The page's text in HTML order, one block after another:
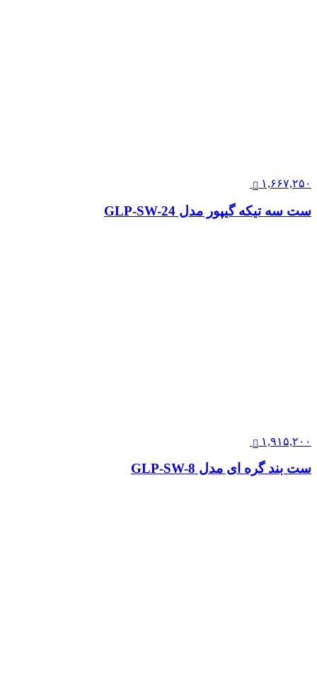
۱,۶۶۷,۲۵۰
ست سه تیکه گیپور مدل GLP-SW-24
۱,۹۱۵,۲۰۰
ست بند گره ای مدل GLP-SW-8